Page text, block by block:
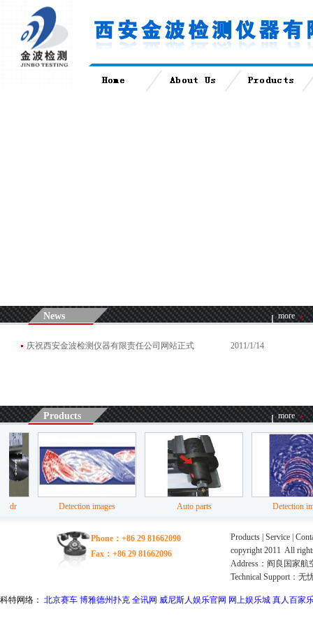
News more
庆祝西安金波检测仪器有限责任公司网站正式 2011/1/14
Products more
Detection images Auto parts Detection images
Phone：+86 29 81662090
Fax：+86 29 81662096
Products Service
copyright 2011 All
Address：阎良国家航
Technical Support： 无
科特网络： 北京赛车 博雅德州扑克 全讯网 威尼斯人娱乐官网 网上娱乐城 真人百家